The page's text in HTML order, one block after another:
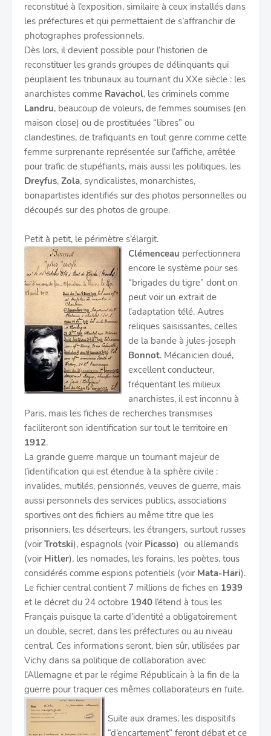
reconstitué à l’exposition, similaire à ceux installés dans
les préfectures et qui permettaient de s’affranchir de
photographes professionnels.
Dès lors, il devient possible pour l’historien de
reconstituer les grands groupes de délinquants qui
peuplaient les tribunaux au tournant du XXe siècle : les
anarchistes comme Ravachol, les criminels comme
Landru, beaucoup de voleurs, de femmes soumises (en
maison close) ou de prostituées “libres” ou
clandestines, de trafiquants en tout genre comme cette
femme surprenante représentée sur l’affiche, arrêtée
pour trafic de stupéfiants, mais aussi les politiques, les
Dreyfus, Zola, syndicalistes, monarchistes,
bonapartistes identifiés sur des photos personnelles ou
découpés sur des photos de groupe.
Petit à petit, le périmètre s’élargit.
Clémenceau perfectionnera
encore le système pour ses
“brigades du tigre” dont on
peut voir un extrait de
l’adaptation télé. Autres
reliques saisissantes, celles
de la bande à jules-joseph
Bonnot. Mécanicien doué,
excellent conducteur,
fréquentant les milieux
anarchistes, il est inconnu à
Paris, mais les fiches de recherches transmises
faciliteront son identification sur tout le territoire en
1912.
La grande guerre marque un tournant majeur de
l’identification qui est étendue à la sphère civile :
invalides, mutilés, pensionnés, veuves de guerre, mais
aussi personnels des services publics, associations
sportives ont des fichiers au même titre que les
prisonniers, les déserteurs, les étrangers, surtout russes
(voirTrotski), espagnols (voir Picasso) ou allemands
(voir Hitler), les nomades, les forains, les poètes, tous
considérés comme espions potentiels (voir Mata-Hari).
Le fichier central contient 7 millions de fiches en 1939
et le décret du 24 octobre 1940 l’étend à tous les
Français puisque la carte d’identité a obligatoirement
un double, secret, dans les préfectures ou au niveau
central. Ces informations seront, bien sûr, utilisées par
Vichy dans sa politique de collaboration avec
l’Allemagne et par le régime Républicain à la fin de la
guerre pour traquer ces mêmes collaborateurs en fuite.
Suite aux drames, les dispositifs
“d’encartement” feront débat et ce